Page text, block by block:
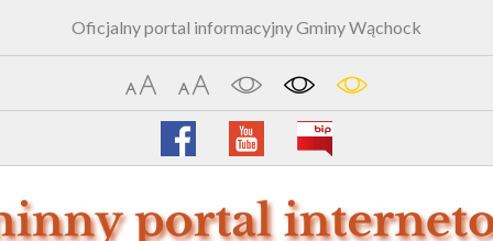
Oficjalny portal informacyjny Gminy Wąchock